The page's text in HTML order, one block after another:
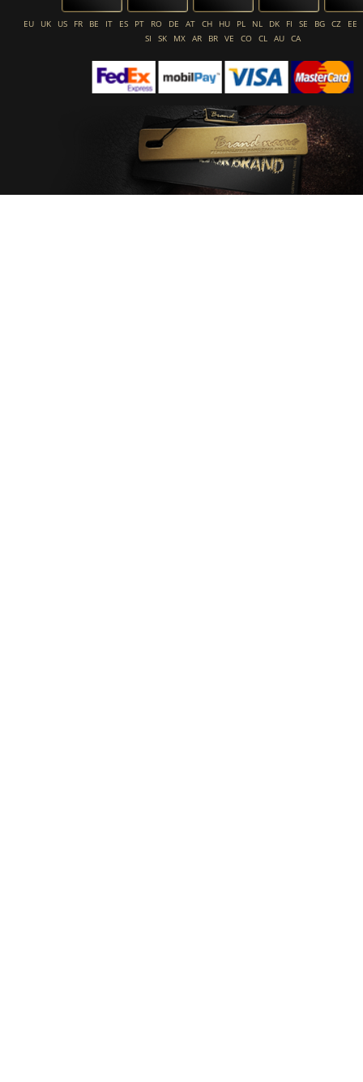
EU UK US FR BE IT ES PT RO DE AT CH HU PL NL DK FI SE BG CZ
EE
SI
SK MX AR BR VE CO CL AU CA